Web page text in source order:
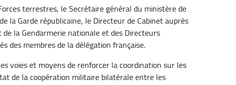
terrestres, le Secrétaire général du ministère de
la Garde républicaine, le Directeur de Cabinet auprès
la Gendarmerie nationale et des Directeurs
des membres de la délégation française.
voies et moyens de renforcer la coordination sur les
de la coopération militaire bilatérale entre les